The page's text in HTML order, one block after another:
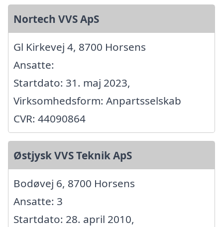
Nortech VVS ApS
Gl Kirkevej 4, 8700 Horsens
Ansatte:
Startdato: 31. maj 2023,
Virksomhedsform: Anpartsselskab
CVR: 44090864
Østjysk VVS Teknik ApS
Bodøvej 6, 8700 Horsens
Ansatte: 3
Startdato: 28. april 2010,